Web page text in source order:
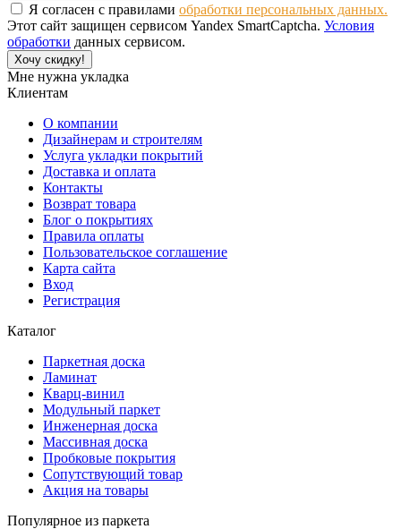
Я согласен с правилами обработки персональных данных.
Этот сайт защищен сервисом Yandex SmartCaptcha. Условия
обработки данных сервисом.
Хочу скидку!
Мне нужна укладка
Клиентам
О компании
Дизайнерам и строителям
Услуга укладки покрытий
Доставка и оплата
Контакты
Возврат товара
Блог о покрытиях
Правила оплаты
Пользовательское соглашение
Карта сайта
Вход
Регистрация
Каталог
Паркетная доска
Ламинат
Кварц-винил
Модульный паркет
Инженерная доска
Массивная доска
Пробковые покрытия
Сопутствующий товар
Акция на товары
Популярное из паркета